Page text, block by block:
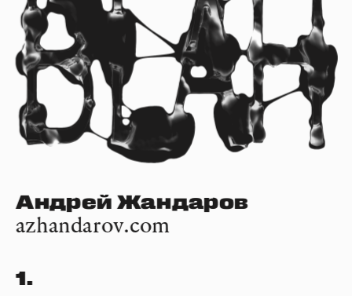
Андрей Жандаров
azhandarov.com
1.